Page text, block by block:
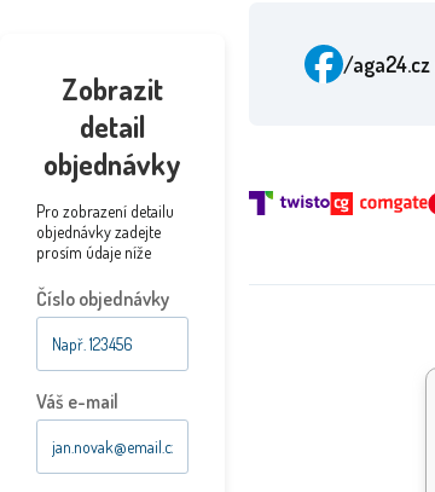
Zobrazit
detail
objednávky
Pro zobrazení detailu
objednávky zadejte
prosím údaje níže
Číslo objednávky
Váš e-mail
/aga24.cz